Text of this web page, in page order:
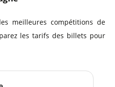
meilleures compétitions de
les tarifs des billets pour